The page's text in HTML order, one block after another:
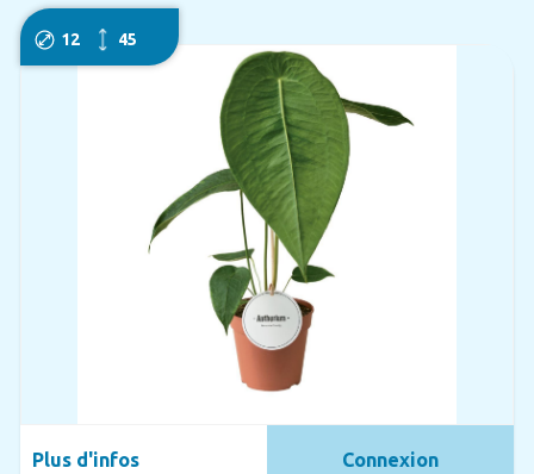
12 45
Plus d'infos Connexion